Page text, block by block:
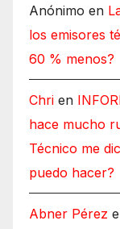
Anónimo en
los emisores
60 % menos?
Chri en
hace mucho
Técnico me
puedo hacer?
Abner Pérez